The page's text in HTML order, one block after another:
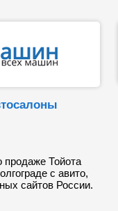
продаже Тойота
с авито,
сайтов России.